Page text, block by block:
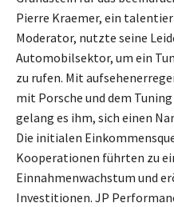
Pierre Kraemer, ein
Moderator, nutzte seine
Automobilsektor, um ein
zu rufen. Mit
mit Porsche und dem
gelang es ihm, sich einen
Die initialen
Kooperationen führten zu
Einnahmenwachstum und
Investitionen. JP